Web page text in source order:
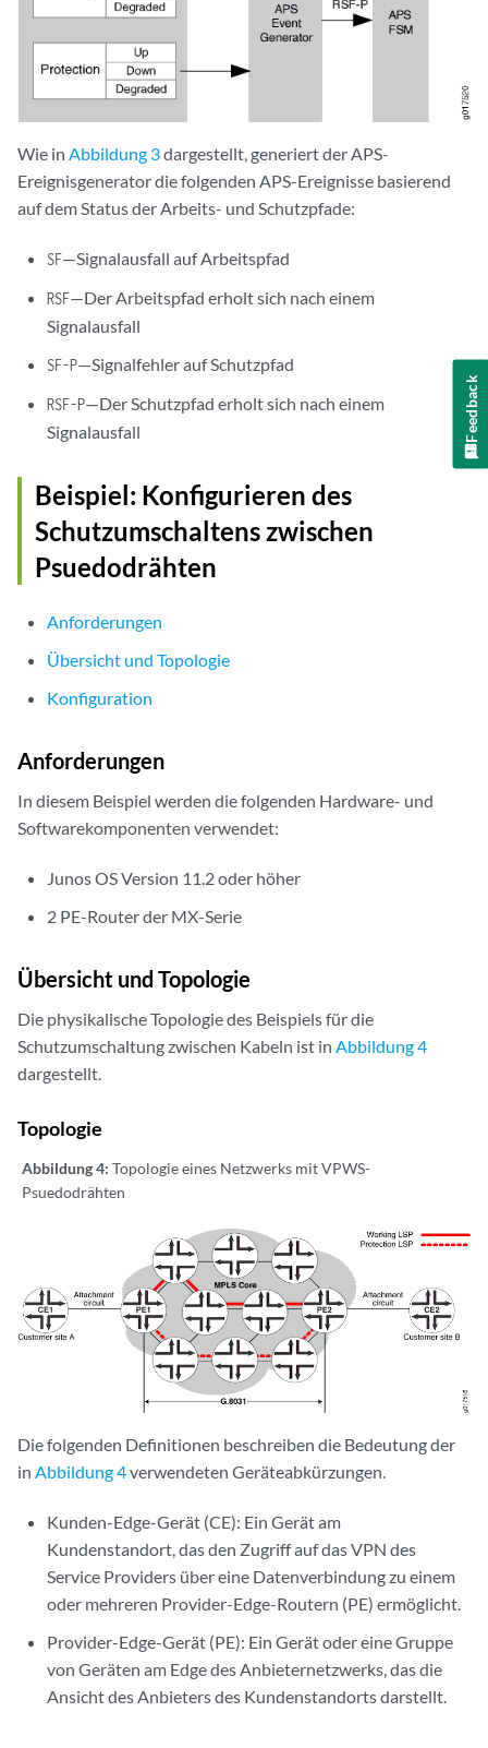
Wie in Abbildung 3dargestellt, generiert der APS-
Ereignisgenerator die folgenden APS-Ereignisse basierend
auf dem Status der Arbeits- und Schutzpfade:
SF—Signalausfall auf Arbeitspfad
RSF—Der Arbeitspfad erholt sich nach einem
Signalausfall
SF-P—Signalfehler auf Schutzpfad
RSF-P—Der Schutzpfad erholt sich nach einem
Signalausfall
Beispiel: Konfigurieren des
Schutzumschaltens zwischen
Psuedodrähten
Anforderungen
Übersicht und Topologie
Konfiguration
Anforderungen
In diesem Beispiel werden die folgenden Hardware- und
Softwarekomponenten verwendet:
Junos OS Version 11.2 oder höher
2 PE-Router der MX-Serie
Übersicht und Topologie
Die physikalische Topologie des Beispiels für die
Schutzumschaltung zwischen Kabeln ist in Abbildung 4
dargestellt.
Topologie
Abbildung 4: Topologie eines Netzwerks mit VPWS-
Psuedodrähten
Die folgenden Definitionen beschreiben die Bedeutung der
in Abbildung 4verwendeten Geräteabkürzungen.
Kunden-Edge-Gerät (CE): Ein Gerät am
Kundenstandort, das den Zugriff auf das VPN des
Service Providers über eine Datenverbindung zu einem
oder mehreren Provider-Edge-Routern (PE) ermöglicht.
Provider-Edge-Gerät (PE): Ein Gerät oder eine Gruppe
von Geräten am Edge des Anbieternetzwerks, das die
Ansicht des Anbieters des Kundenstandorts darstellt.
Feedback